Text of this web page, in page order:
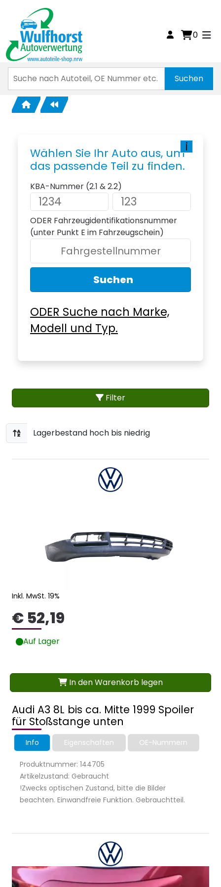
0
i
Wählen Sie Ihr Auto aus, um
das passende Teil zu finden.
KBA-Nummer (2.1 & 2.2)
ODER Fahrzeugidentifikationsnummer
(unter Punkt E im Fahrzeugschein)
Suchen
ODER Suche nach Marke,
Modell und Typ.
Filter
Audi A3 8L bis ca. Mitte 1999 Spoiler
für Stoßstange unten
Info Eigenschaften OE-Nummern
Produktnummer: 144705
Artikelzustand: Gebraucht
!Zwecks optischen Zustand, bitte die Bilder
beachten. Einwandfreie Funktion. Gebrauchtteil.
Inkl. MwSt. 19%
€ 52,19
Auf Lager
In den Warenkorb legen